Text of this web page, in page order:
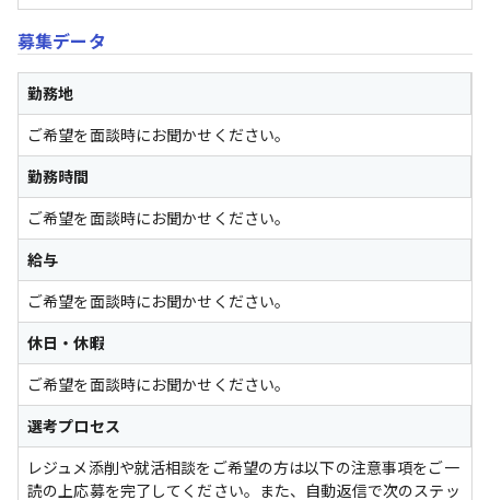
募集データ
勤務地
ご希望を面談時にお聞かせください。
勤務時間
ご希望を面談時にお聞かせください。
給与
ご希望を面談時にお聞かせください。
休日・休暇
ご希望を面談時にお聞かせください。
選考プロセス
レジュメ添削や就活相談をご希望の方は以下の注意事項をご一
読の上応募を完了してください。また、自動返信で次のステッ